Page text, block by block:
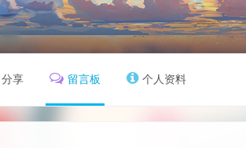
分享 留言板 个人资料